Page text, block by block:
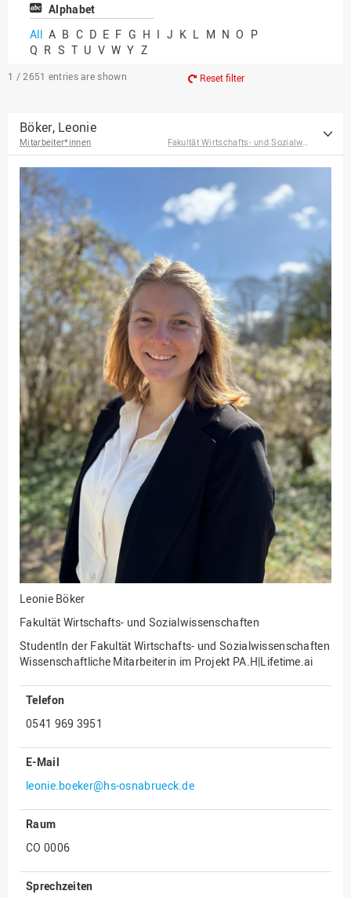
Center for International
Chancengerechtigkeit
eLearning Competence
EU-Büro
Fakultät
Agrarwissenschaften und
Landschaftsarchitektur
Fakultät
Ingenieurwissenschaften
und Informatik
Fakultät Management,
Kultur und Technik
Fakultät Wirtschafts- und
Sozialwissenschaften
Finanzen
Forschung, Kooperation,
Drittmittel
Gebäude und Technik
Gesellschaftliches
Engagement
Gleichstellungsbüro
Hochschulleitung
Hochschulplanung/-
strategie
Innenrevision
Institut für Musik
IT Service Center
Kommunikation und
Marketing
LearningCenter
Nachhaltigkeit
Personalentwicklung
Personalrat
Präsidialbüro
Professional School
Projekte des Präsidiums
Professor*innen im
Alphabet
All A B C D E F G H I J K L M N O P
Q R S T U V W Y Z
1 / 2651 entries are shown Reset filter
Böker, Leonie
Mitarbeiter*innen
Leonie Böker
Fakultät Wirtschafts- und Sozialwissenschaften
StudentIn der Fakultät Wirtschafts- und Sozialwissenschaften
Wissenschaftliche Mitarbeiterin im Projekt PA.H|Lifetime.ai
Telefon
0541 969 3951
E-Mail
leonie.boeker@hs-osnabrueck.de
Raum
CO 0006
Sprechzeiten